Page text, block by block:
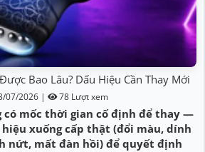
Bao Lâu? Dấu Hiệu Cần Thay Mới
07/2026 | 78 Lượt xem
có mốc thời gian cố định để thay —
xuống cấp thật (đổi màu, dính
nứt, mất đàn hồi) để quyết định